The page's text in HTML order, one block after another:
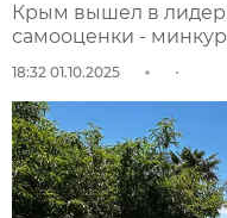
Крым вышел в
самооценки -
18:32 01.10.2025